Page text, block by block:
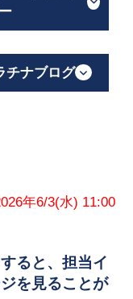
チナブログ
年6/3(水) 11:00
ると、担当イ
を見ることが